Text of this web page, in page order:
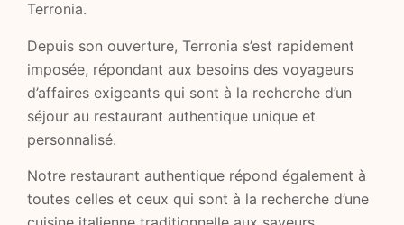
Terronia.
Depuis son ouverture, Terronia s’est rapidement
imposée, répondant aux besoins des voyageurs
d’affaires exigeants qui sont à la recherche d’un
séjour au restaurant authentique unique et
personnalisé.
Notre restaurant authentique répond également à
toutes celles et ceux qui sont à la recherche d’une